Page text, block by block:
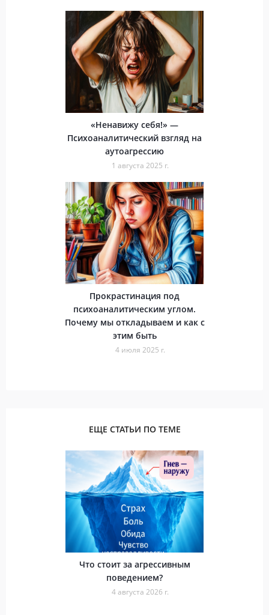
«Ненавижу себя!» —
Психоаналитический взгляд на
аутоагрессию
1 августа 2025 г.
Прокрастинация под
психоаналитическим углом.
Почему мы откладываем и как с
этим быть
4 июля 2025 г.
ЕЩЕ СТАТЬИ ПО ТЕМЕ
Что стоит за агрессивным
поведением?
4 августа 2026 г.